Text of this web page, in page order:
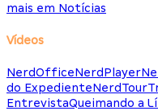
mais em Notícias
Vídeos
NerdOfficeNerdPlayer
do ExpedienteNerdTour
EntrevistaQueimando a